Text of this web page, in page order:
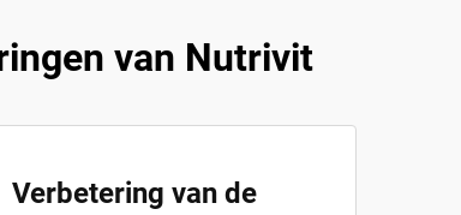
van Nutrivit
Verbetering van de